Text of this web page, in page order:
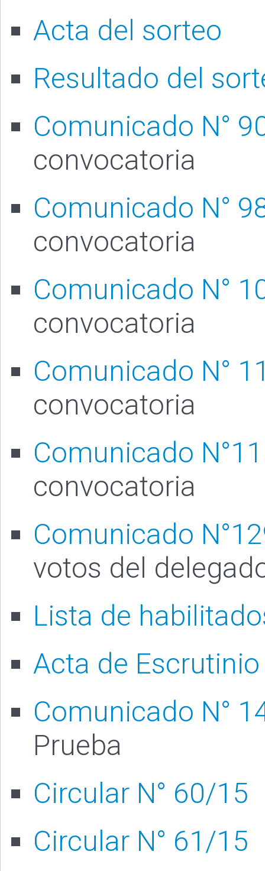
Acta del sorteo
Resultado del
Comunicado N°
convocatoria
Comunicado N°
convocatoria
Comunicado N°
convocatoria
Comunicado N°
convocatoria
Comunicado
convocatoria
Comunicado
votos del
Lista de
Acta de Escrutinio
Comunicado N°
Prueba
Circular N° 60/15
Circular N° 61/15